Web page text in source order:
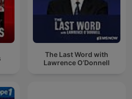
The Last Word with
Lawrence O’Donnell